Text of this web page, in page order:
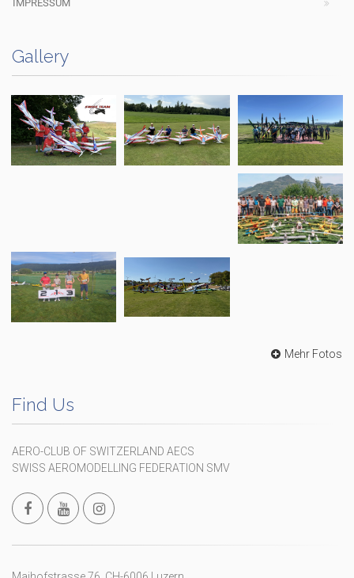
IMPRESSUM
Gallery
Mehr Fotos
Find Us
AERO-CLUB OF SWITZERLAND AECS
SWISS AEROMODELLING FEDERATION SMV